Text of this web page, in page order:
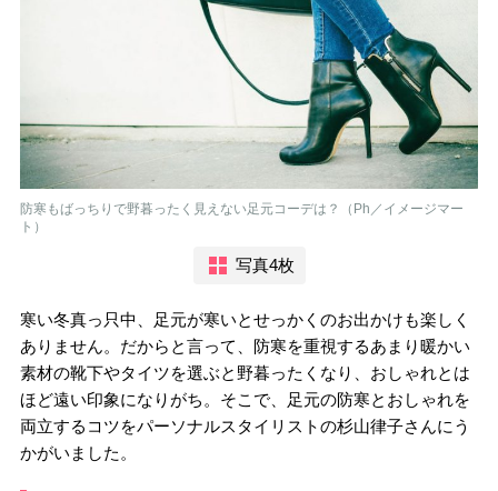
防寒もばっちりで野暮ったく見えない足元コーデは？（Ph／イメージマー
ト）
写真4枚
寒い冬真っ只中、足元が寒いとせっかくのお出かけも楽しく
ありません。だからと言って、防寒を重視するあまり暖かい
素材の靴下やタイツを選ぶと野暮ったくなり、おしゃれとは
ほど遠い印象になりがち。そこで、足元の防寒とおしゃれを
両立するコツをパーソナルスタイリストの杉山律子さんにう
かがいました。